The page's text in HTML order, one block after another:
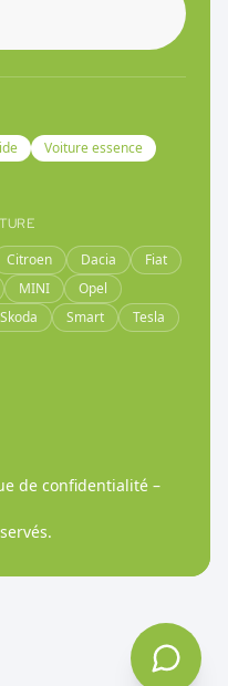
Voiture essence
Citroen Dacia
Fiat
MINI
Opel
Skoda Smart
Tesla
de confidentialité –
.